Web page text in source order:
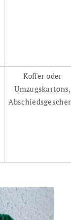
Koffer oder
Umzugskartons,